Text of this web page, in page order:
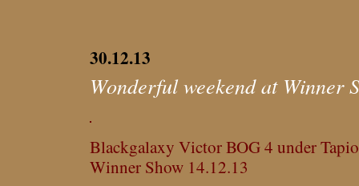
30.12.13
Wonderful weekend at Winner
Blackgalaxy Victor BOG 4 under
Winner Show 14.12.13